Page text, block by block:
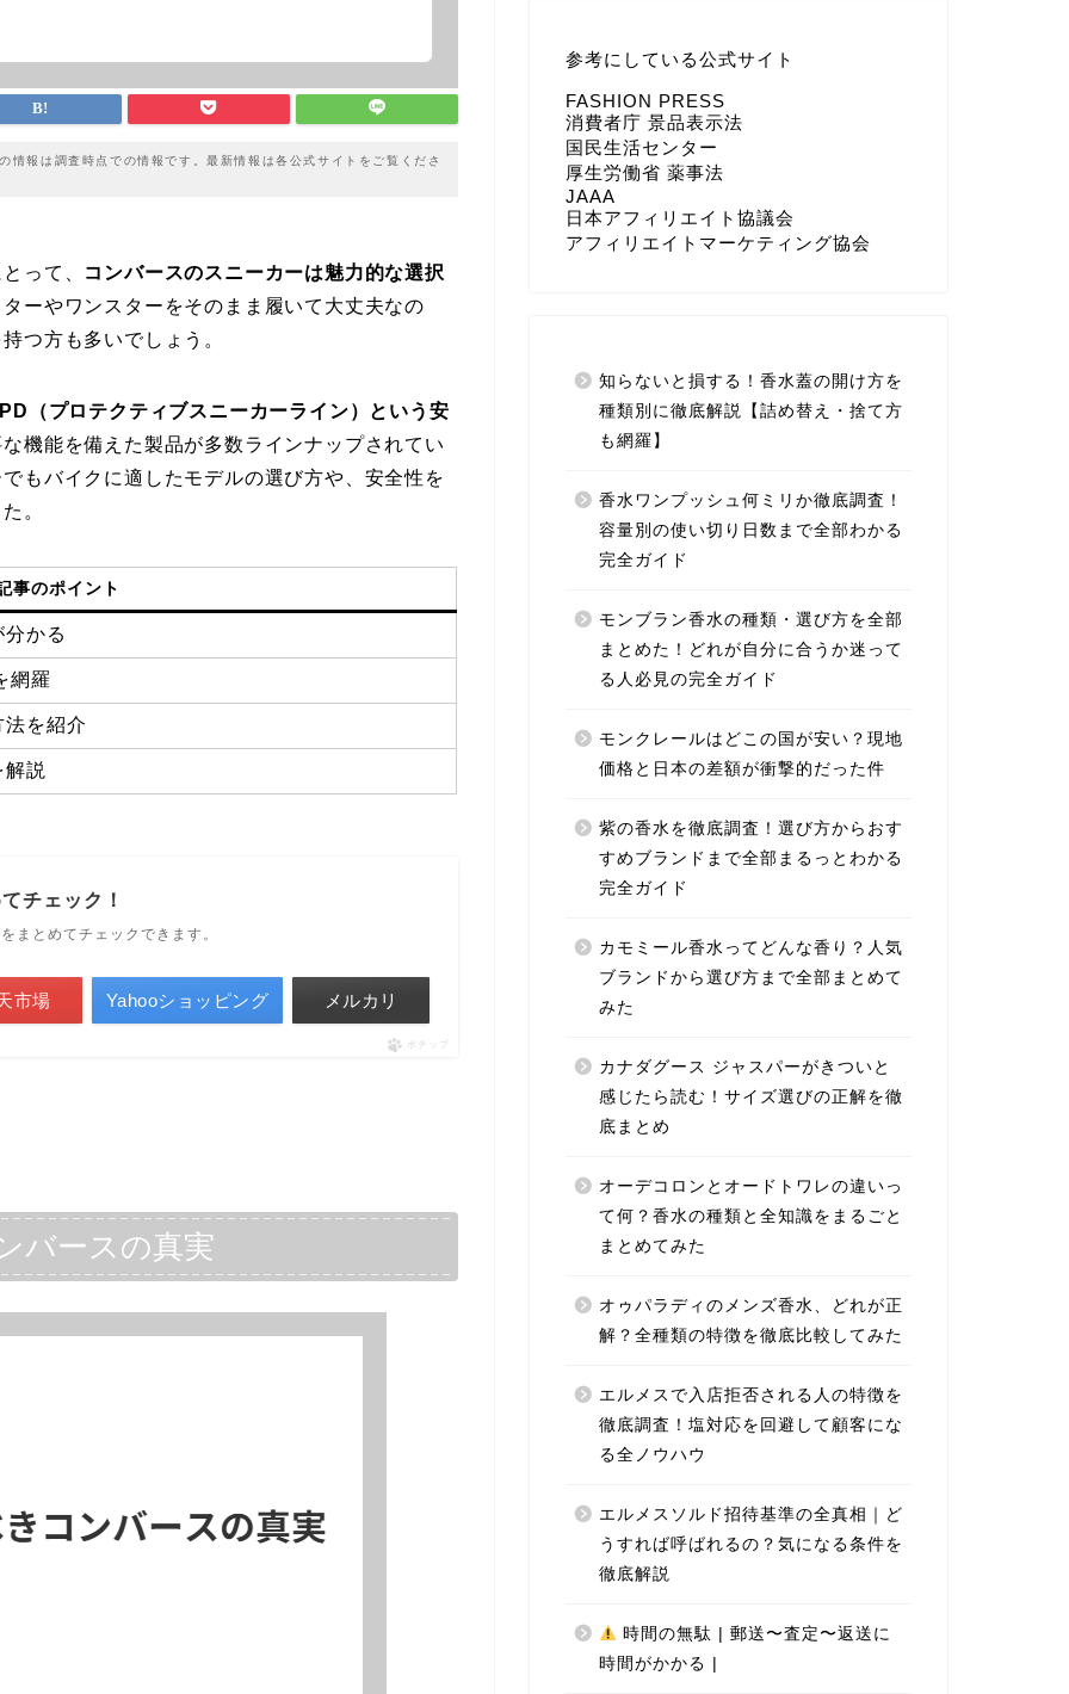
報は調査時点での情報です。最新情報は各公式サイトをご覧くださ
って、 コンバースのスニーカーは魅力的な選択
ーやワンスターをそのまま履いて大丈夫なの
つ方も多いでしょう。
（プロテクティブスニーカーライン）という安
機能を備えた製品が多数ラインナップされてい
もバイクに適したモデルの選び方や、安全性を
。
事のポイント
かる
網羅
を紹介
解説
チェック！
まとめてチェックできます。
市場 Yahooショッピング メルカリ
ポチップ
バースの真実
参考にしている公式サイト
FASHION PRESS
消費者庁 景品表示法
国民生活センター
厚生労働省 薬事法
JAAA
日本アフィリエイト協議会
アフィリエイトマーケティング協会
知らないと損する！香水蓋の開け方を
種類別に徹底解説【詰め替え・捨て方
も網羅】
香水ワンプッシュ何ミリか徹底調査！
容量別の使い切り日数まで全部わかる
完全ガイド
モンブラン香水の種類・選び方を全部
まとめた！どれが自分に合うか迷って
る人必見の完全ガイド
モンクレールはどこの国が安い？現地
価格と日本の差額が衝撃的だった件
紫の香水を徹底調査！選び方からおす
すめブランドまで全部まるっとわかる
完全ガイド
カモミール香水ってどんな香り？人気
ブランドから選び方まで全部まとめて
みた
カナダグース ジャスパーがきついと
感じたら読む！サイズ選びの正解を徹
底まとめ
オーデコロンとオードトワレの違いっ
て何？香水の種類と全知識をまるごと
まとめてみた
オゥパラディのメンズ香水、どれが正
解？全種類の特徴を徹底比較してみた
エルメスで入店拒否される人の特徴を
徹底調査！塩対応を回避して顧客にな
る全ノウハウ
エルメスソルド招待基準の全真相｜ど
うすれば呼ばれるの？気になる条件を
徹底解説
時間の無駄 | 郵送〜査定〜返送に
時間がかかる |